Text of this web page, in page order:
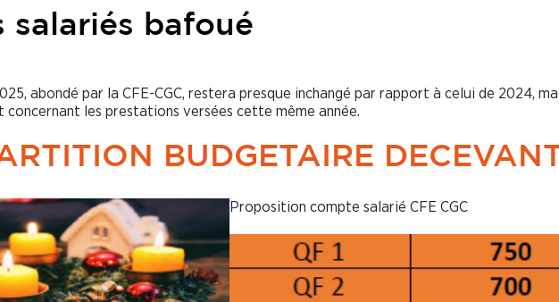
salariés bafoué
abondé par la CFE-CGC, restera presque inchangé par rapport à celui de 2024,
les prestations versées cette même année.
BUDGETAIRE
Proposition compte salarié CFE CGC